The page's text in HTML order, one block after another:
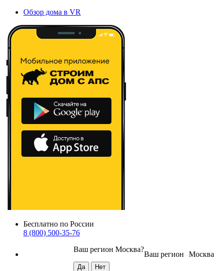
Обзор дома в VR
Бесплатно по России
8 (800) 500-35-76
Москва
Ваш регион
Ваш регион Москва?